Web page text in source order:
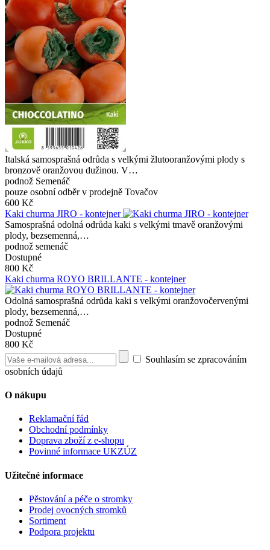
Italská samosprašná odrůda s velkými žlutooranžovými plody s
bronzově oranžovou dužinou. V…
podnož Semenáč
pouze osobní odběr v prodejně Tovačov
600 Kč
Kaki churma JIRO - kontejner
Samosprašná odolná odrůda kaki s velkými tmavě oranžovými
plody, bezsemenná,…
podnož semenáč
Dostupné
800 Kč
Kaki churma ROYO BRILLANTE - kontejner
Odolná samosprašná odrůda kaki s velkými oranžovočervenými
plody, bezsemenná,…
podnož Semenáč
Dostupné
800 Kč
Souhlasím se zpracováním
osobních údajů
O nákupu
Reklamační řád
Obchodní podmínky
Doprava zboží z e-shopu
Povinné informace UKZÚZ
Užitečné informace
Pěstování a péče o stromky
Prodej ovocných stromků
Sortiment
Podpora projektu